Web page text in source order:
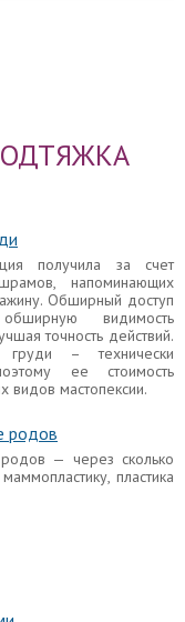
получила за счет
напоминающих
Обширный доступ
видимость
точность действий.
груди – технически
ее стоимость
видов мастопексии.
родов
— через сколько
пластика